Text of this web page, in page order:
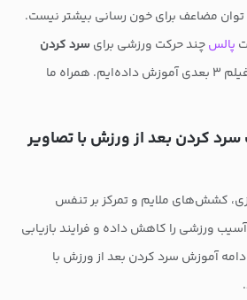
مضاعف برای خون رسانی بیشتر نیست.
پالسچند حرکت ورزشی برای سرد کردن
را با عکس و فیلم ۳ بعدی آموزش داده‌ایم. همراه ما
سرد کردن بعد از ورزش با تصاویر
کشش‌های ملایم و تمرکز بر تنفس
ورزشی را کاهش داده و فرایند بازیابی
آموزش سرد کردن بعد از ورزش با